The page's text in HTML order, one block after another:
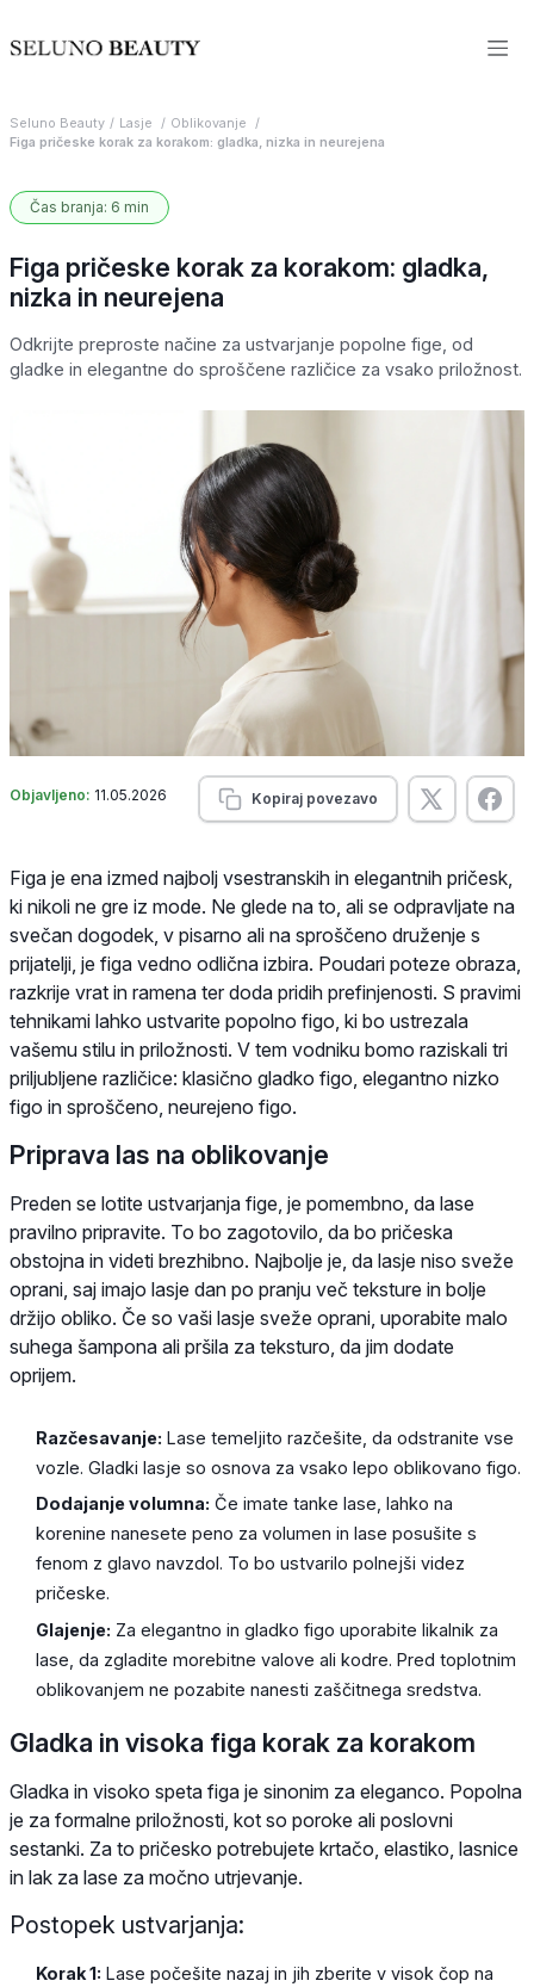
Seluno Beauty Lasje
Oblikovanje
Figa pričeske korak za korakom: gladka, nizka in neurejena
Čas branja: 6 min
Figa pričeske korak za korakom: gladka,
nizka in neurejena
Odkrijte preproste načine za ustvarjanje popolne fige, od
gladke in elegantne do sproščene različice za vsako priložnost.
Objavljeno: 11.05.2026 Kopiraj povezavo
Figa je ena izmed najbolj vsestranskih in elegantnih pričesk,
ki nikoli ne gre iz mode. Ne glede na to, ali se odpravljate na
svečan dogodek, v pisarno ali na sproščeno druženje s
prijatelji, je figa vedno odlična izbira. Poudari poteze obraza,
razkrije vrat in ramena ter doda pridih prefinjenosti. S pravimi
tehnikami lahko ustvarite popolno figo, ki bo ustrezala
vašemu stilu in priložnosti. V tem vodniku bomo raziskali tri
priljubljene različice: klasično gladko figo, elegantno nizko
figo in sproščeno, neurejeno figo.
Priprava las na oblikovanje
Preden se lotite ustvarjanja fige, je pomembno, da lase
pravilno pripravite. To bo zagotovilo, da bo pričeska
obstojna in videti brezhibno. Najbolje je, da lasje niso sveže
oprani, saj imajo lasje dan po pranju več teksture in bolje
držijo obliko. Če so vaši lasje sveže oprani, uporabite malo
suhega šampona ali pršila za teksturo, da jim dodate
oprijem.
Razčesavanje: Lase temeljito razčešite, da odstranite vse
vozle. Gladki lasje so osnova za vsako lepo oblikovano figo.
Dodajanje volumna: Če imate tanke lase, lahko na
korenine nanesete peno za volumen in lase posušite s
fenom z glavo navzdol. To bo ustvarilo polnejši videz
pričeske.
Glajenje: Za elegantno in gladko figo uporabite likalnik za
lase, da zgladite morebitne valove ali kodre. Pred toplotnim
oblikovanjem ne pozabite nanesti zaščitnega sredstva.
Gladka in visoka figa korak za korakom
Gladka in visoko speta figa je sinonim za eleganco. Popolna
je za formalne priložnosti, kot so poroke ali poslovni
sestanki. Za to pričesko potrebujete krtačo, elastiko, lasnice
in lak za lase za močno utrjevanje.
Postopek ustvarjanja:
Korak 1: Lase počešite nazaj in jih zberite v visok čop na